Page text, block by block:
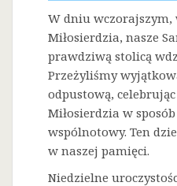
W dniu wczorajszym,
Miłosierdzia, nasze
prawdziwą stolicą
Przeżyliśmy
odpustową,
Miłosierdzia w
wspólnotowy. Ten
w naszej pamięci.
Niedzielne